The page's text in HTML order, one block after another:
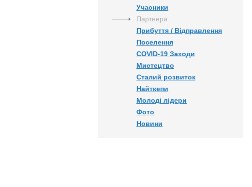
Учасники
Партнери
Прибуття / Відправлення
Поселення
COVID-19 Заходи
Мистецтво
Сталий розвиток
Найткепи
Молоді лідери
Фото
Новини